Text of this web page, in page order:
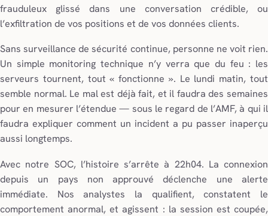
frauduleux glissé dans une conversation crédible, ou
l’exfiltration de vos positions et de vos données clients.
Sans surveillance de sécurité continue, personne ne voit rien.
Un simple monitoring technique n’y verra que du feu : les
serveurs tournent, tout « fonctionne ». Le lundi matin, tout
semble normal. Le mal est déjà fait, et il faudra des semaines
pour en mesurer l’étendue — sous le regard de l’AMF, à qui il
faudra expliquer comment un incident a pu passer inaperçu
aussi longtemps.
Avec notre SOC, l’histoire s’arrête à 22h04. La connexion
depuis un pays non approuvé déclenche une alerte
immédiate. Nos analystes la qualifient, constatent le
comportement anormal, et agissent : la session est coupée,